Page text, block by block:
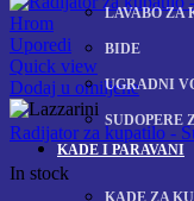
LAVABO ZA
BIDE
UGRADNI
SUDOPERE
KADE I PARAVANI
KADE ZA
Uporedi
Quick view
Dodaj u omiljene
Radijator za kupatilo -
In stock